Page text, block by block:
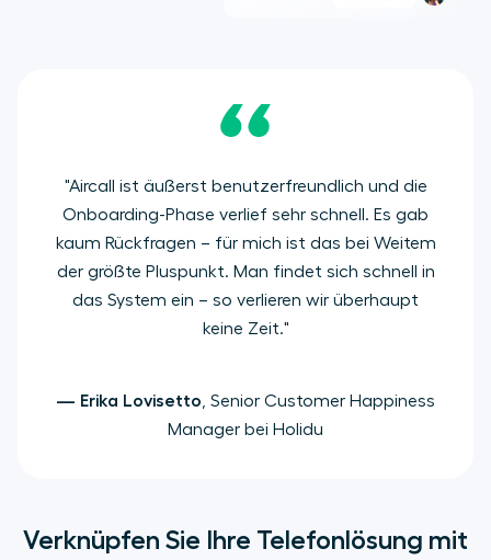
"Aircall ist äußerst benutzerfreundlich und die
Onboarding-Phase verlief sehr schnell. Es gab
kaum Rückfragen – für mich ist das bei Weitem
der größte Pluspunkt. Man findet sich schnell in
das System ein – so verlieren wir überhaupt
keine Zeit."
— Erika Lovisetto , Senior Customer Happiness
Manager bei Holidu
Verknüpfen Sie Ihre Telefonlösung mit